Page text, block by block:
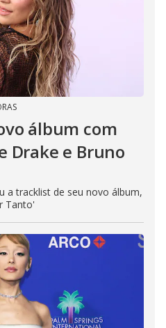
álbum com
Drake e Bruno
a ​tracklist de seu novo álbum,
Tanto'